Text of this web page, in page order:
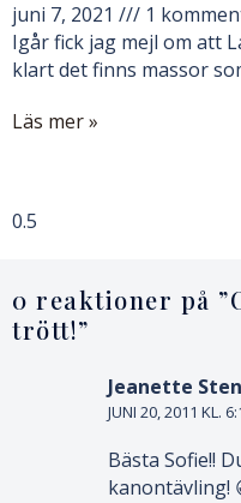
juni 7, 2021
1
Igår fick jag mejl om att
klart det finns massor
Läs mer »
0 reaktioner på ”
trött!”
Jeanette
JUNI 20, 2011 KL.
Bästa Sofie!!
kanontävling!